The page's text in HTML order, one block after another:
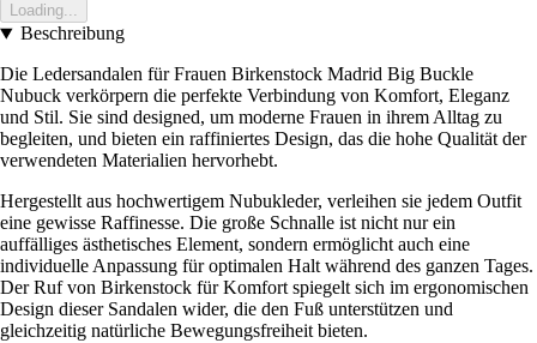
Loading...
Beschreibung
Die Ledersandalen für Frauen Birkenstock Madrid Big Buckle
Nubuck verkörpern die perfekte Verbindung von Komfort, Eleganz
und Stil. Sie sind designed, um moderne Frauen in ihrem Alltag zu
begleiten, und bieten ein raffiniertes Design, das die hohe Qualität der
verwendeten Materialien hervorhebt.
Hergestellt aus hochwertigem Nubukleder, verleihen sie jedem Outfit
eine gewisse Raffinesse. Die große Schnalle ist nicht nur ein
auffälliges ästhetisches Element, sondern ermöglicht auch eine
individuelle Anpassung für optimalen Halt während des ganzen Tages.
Der Ruf von Birkenstock für Komfort spiegelt sich im ergonomischen
Design dieser Sandalen wider, die den Fuß unterstützen und
gleichzeitig natürliche Bewegungsfreiheit bieten.